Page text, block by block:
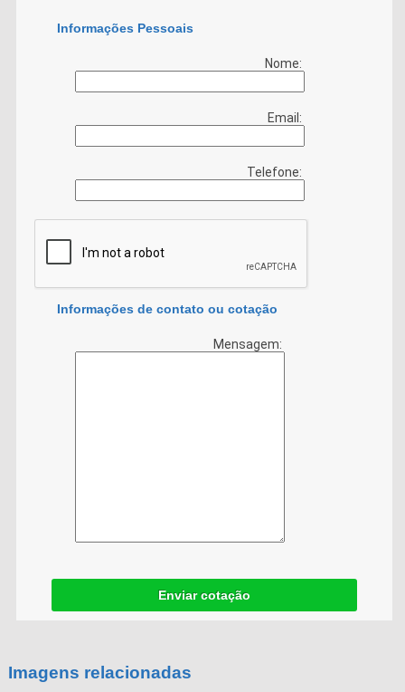
Informações Pessoais
Nome:
Email:
Telefone:
Informações de contato ou cotação
Mensagem:
Enviar cotação
Imagens relacionadas